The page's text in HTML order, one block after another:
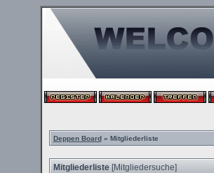
Deppen Board» Mitgliederliste
Mitgliederliste[Mitgliedersuche]